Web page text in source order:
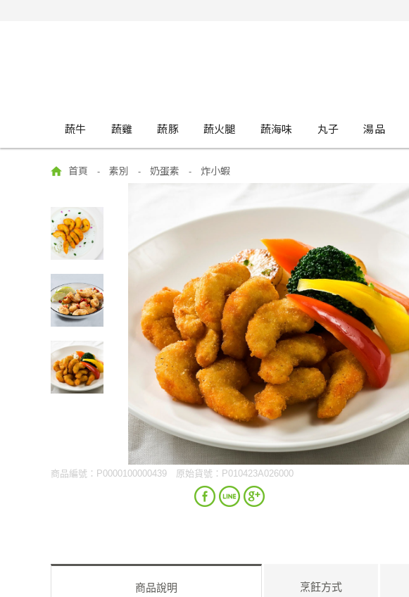
蔬牛 蔬雞 蔬豚 蔬火腿 蔬海味 丸子 湯品
首頁 - 素別 - 奶蛋素 - 炸小蝦
商品編號：P0000100000439 原始貨號：P010423A026000
商品說明 烹飪方式